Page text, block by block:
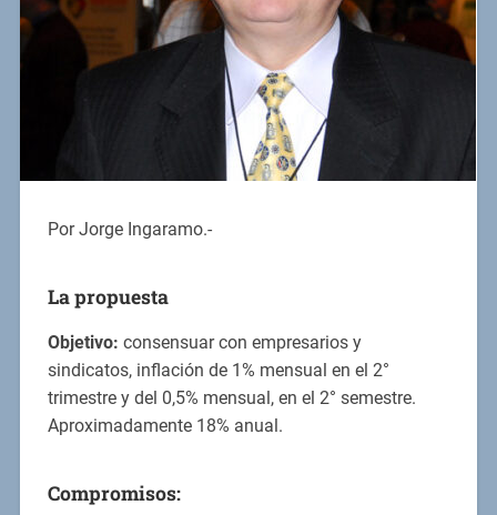
Por Jorge Ingaramo.-
La propuesta
Objetivo: consensuar con empresarios y
sindicatos, inflación de 1% mensual en el 2°
trimestre y del 0,5% mensual, en el 2° semestre.
Aproximadamente 18% anual.
Compromisos: